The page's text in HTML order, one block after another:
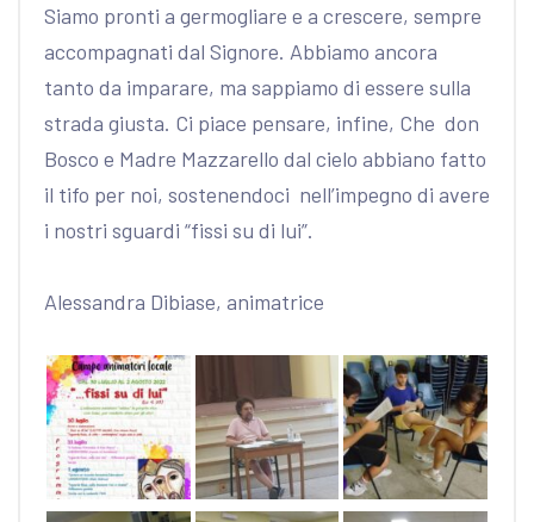
Siamo pronti a germogliare e a crescere, sempre
accompagnati dal Signore. Abbiamo ancora
tanto da imparare, ma sappiamo di essere sulla
strada giusta. Ci piace pensare, infine, Che don
Bosco e Madre Mazzarello dal cielo abbiano fatto
il tifo per noi, sostenendoci nell’impegno di avere
i nostri sguardi “fissi su di lui”.
Alessandra Dibiase, animatrice